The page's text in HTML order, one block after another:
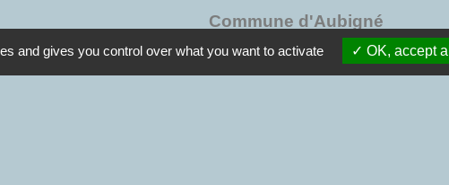
Commune d'Aubigné
3, rue de la Mairie
35250 Aubigné - FRANCE
and gives you control over what you want to activate OK, accept all